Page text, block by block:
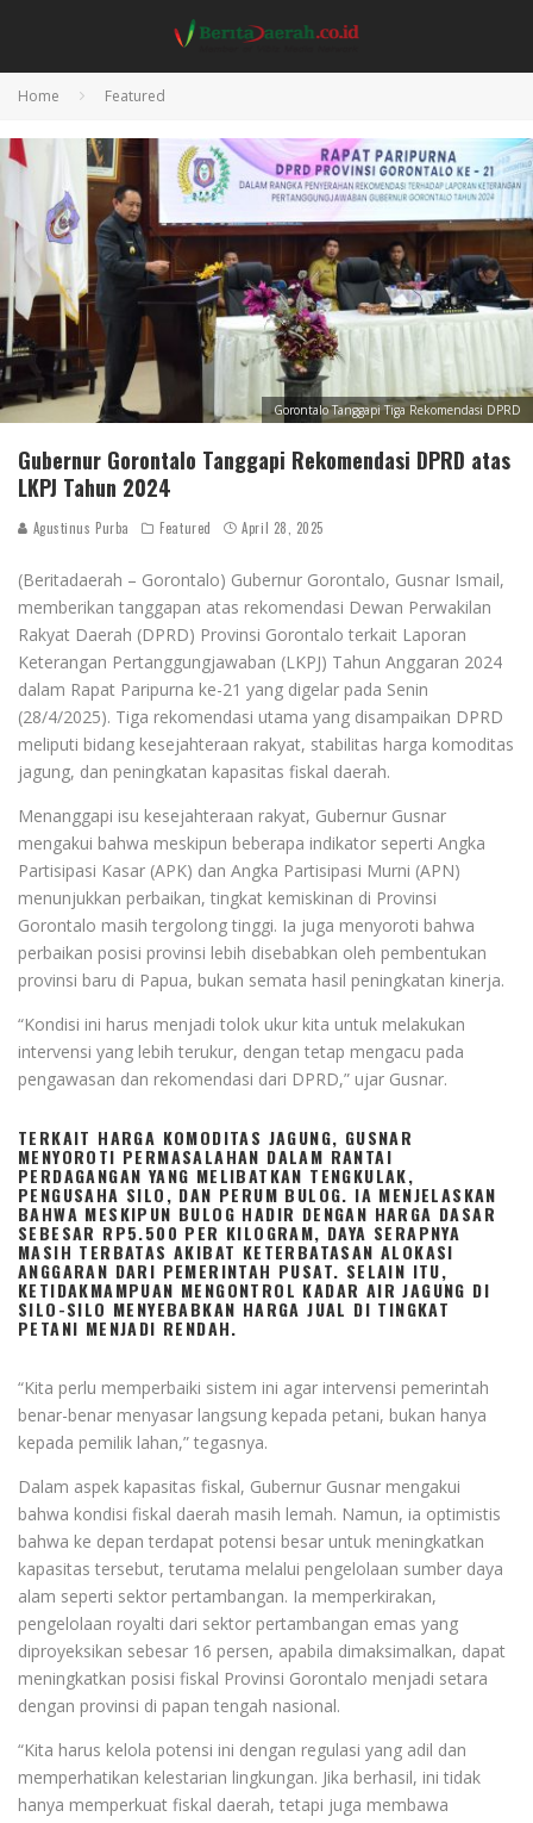
Home Featured
Gorontalo Tanggapi Tiga Rekomendasi DPRD
Gubernur Gorontalo Tanggapi Rekomendasi DPRD atas
LKPJ Tahun 2024
Agustinus Purba Featured April 28, 2025
(Beritadaerah – Gorontalo) Gubernur Gorontalo, Gusnar Ismail,
memberikan tanggapan atas rekomendasi Dewan Perwakilan
Rakyat Daerah (DPRD) Provinsi Gorontalo terkait Laporan
Keterangan Pertanggungjawaban (LKPJ) Tahun Anggaran 2024
dalam Rapat Paripurna ke-21 yang digelar pada Senin
(28/4/2025). Tiga rekomendasi utama yang disampaikan DPRD
meliputi bidang kesejahteraan rakyat, stabilitas harga komoditas
jagung, dan peningkatan kapasitas fiskal daerah.
Menanggapi isu kesejahteraan rakyat, Gubernur Gusnar
mengakui bahwa meskipun beberapa indikator seperti Angka
Partisipasi Kasar (APK) dan Angka Partisipasi Murni (APN)
menunjukkan perbaikan, tingkat kemiskinan di Provinsi
Gorontalo masih tergolong tinggi. Ia juga menyoroti bahwa
perbaikan posisi provinsi lebih disebabkan oleh pembentukan
provinsi baru di Papua, bukan semata hasil peningkatan kinerja.
“Kondisi ini harus menjadi tolok ukur kita untuk melakukan
intervensi yang lebih terukur, dengan tetap mengacu pada
pengawasan dan rekomendasi dari DPRD,” ujar Gusnar.
TERKAIT HARGA KOMODITAS JAGUNG, GUSNAR
MENYOROTI PERMASALAHAN DALAM RANTAI
PERDAGANGAN YANG MELIBATKAN TENGKULAK,
PENGUSAHA SILO, DAN PERUM BULOG. IA MENJELASKAN
BAHWA MESKIPUN BULOG HADIR DENGAN HARGA DASAR
SEBESAR RP5.500 PER KILOGRAM, DAYA SERAPNYA
MASIH TERBATAS AKIBAT KETERBATASAN ALOKASI
ANGGARAN DARI PEMERINTAH PUSAT. SELAIN ITU,
KETIDAKMAMPUAN MENGONTROL KADAR AIR JAGUNG DI
SILO-SILO MENYEBABKAN HARGA JUAL DI TINGKAT
PETANI MENJADI RENDAH.
“Kita perlu memperbaiki sistem ini agar intervensi pemerintah
benar-benar menyasar langsung kepada petani, bukan hanya
kepada pemilik lahan,” tegasnya.
Dalam aspek kapasitas fiskal, Gubernur Gusnar mengakui
bahwa kondisi fiskal daerah masih lemah. Namun, ia optimistis
bahwa ke depan terdapat potensi besar untuk meningkatkan
kapasitas tersebut, terutama melalui pengelolaan sumber daya
alam seperti sektor pertambangan. Ia memperkirakan,
pengelolaan royalti dari sektor pertambangan emas yang
diproyeksikan sebesar 16 persen, apabila dimaksimalkan, dapat
meningkatkan posisi fiskal Provinsi Gorontalo menjadi setara
dengan provinsi di papan tengah nasional.
“Kita harus kelola potensi ini dengan regulasi yang adil dan
memperhatikan kelestarian lingkungan. Jika berhasil, ini tidak
hanya memperkuat fiskal daerah, tetapi juga membawa